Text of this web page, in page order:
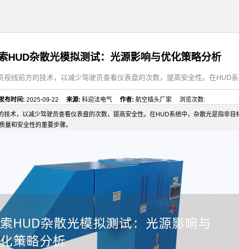
HUD杂散光模拟测试：光源影响与优化策略分析
线前方的技术，以减少驾驶员查看仪表盘的次数，提高安全性。在HUD
布时间: 2025-09-22来源: 科迎法电气作者: 航空插头厂家 浏览次数:
术，以减少驾驶员查看仪表盘的次数，提高安全性。在HUD系统中，杂散光是指非
和安全性的重要步骤。